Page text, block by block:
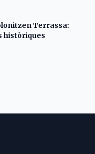
Terrassa:
històriques